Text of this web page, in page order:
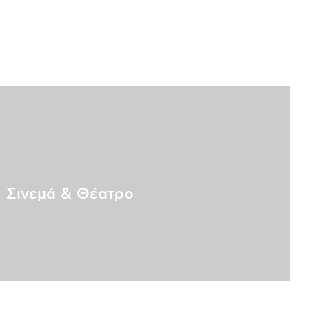
Σινεμά & Θέατρο